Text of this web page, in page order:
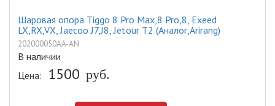
Шаровая опора Tiggo 8 Pro Max,8 Pro,8, Exeed
LX,RX,VX, Jaecoo J7,J8, Jetour T2 (Аналог,Arirang)
202000050AA-AN
В наличии
Цена:
1500 руб.